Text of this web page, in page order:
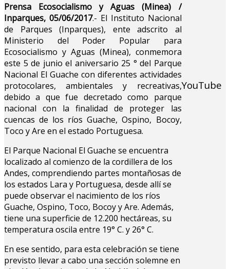
Prensa Ecosocialismo y Aguas (Minea) /
Inparques, 05/06/2017.- El Instituto Nacional
de Parques (Inparques), ente adscrito al
Ministerio del Poder Popular para
Ecosocialismo y Aguas (Minea), conmemora
este 5 de junio el aniversario 25 ° del Parque
Nacional El Guache con diferentes actividades
protocolares, ambientales y recreativas,
debido a que fue decretado como parque
nacional con la finalidad de proteger las
cuencas de los ríos Guache, Ospino, Bocoy,
Toco y Are en el estado Portuguesa.
El Parque Nacional El Guache se encuentra
localizado al comienzo de la cordillera de los
Andes, comprendiendo partes montañosas de
los estados Lara y Portuguesa, desde allí se
puede observar el nacimiento de los ríos
Guache, Ospino, Toco, Bocoy y Are. Además,
tiene una superficie de 12.200 hectáreas, su
temperatura oscila entre 19° C. y 26° C.
En ese sentido, para esta celebración se tiene
previsto llevar a cabo una sección solemne en
YouTube